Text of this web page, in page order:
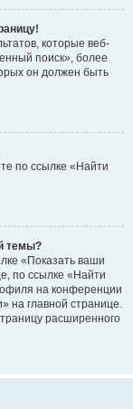
которые веб-
поиск», более
он должен быть
по ссылке «Найти
темы?
«Показать ваши
по ссылке «Найти
на конференции
на главной странице.
расширенного